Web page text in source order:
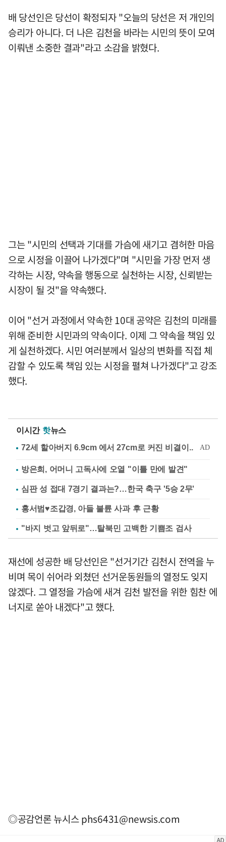
배 당선인은 당선이 확정되자 "오늘의 당선은 저 개인의
승리가 아니다. 더 나은 김천을 바라는 시민의 뜻이 모여
이뤄낸 소중한 결과"라고 소감을 밝혔다.
그는 "시민의 선택과 기대를 가슴에 새기고 겸허한 마음
으로 시정을 이끌어 나가겠다"며 "시민을 가장 먼저 생
각하는 시장, 약속을 행동으로 실천하는 시장, 신뢰받는
시장이 될 것"을 약속했다.
이어 "선거 과정에서 약속한 10대 공약은 김천의 미래를
위해 준비한 시민과의 약속이다. 이제 그 약속을 책임 있
게 실천하겠다. 시민 여러분께서 일상의 변화를 직접 체
감할 수 있도록 책임 있는 시정을 펼쳐 나가겠다"고 강조
했다.
이시간 핫뉴스
방은희, 어머니 고독사에 오열 "이틀 만에 발견"
심판 성 접대 7경기 결과는?…한국 축구 '5승 2무'
홍서범♥조갑경, 아들 불륜 사과 후 근황
"바지 벗고 앞뒤로"…탈북민 고백한 기쁨조 검사
재선에 성공한 배 당선인은 "선거기간 김천시 전역을 누
비며 목이 쉬어라 외쳤던 선거운동원들의 열정도 잊지
않겠다. 그 열정을 가슴에 새겨 김천 발전을 위한 힘찬 에
너지로 쏟아 내겠다"고 했다.
◎공감언론 뉴시스phs6431@newsis.com